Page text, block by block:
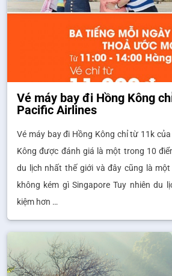
Vé máy bay đi Hồng Kông
Pacific Airlines
Vé máy bay đi Hồng Kông chỉ từ 11k
Kông được đánh giá là một trong 10
du lịch nhất thế giới và đây cũng là
không kém gì Singapore Tuy nhiên du
kiệm hơn …